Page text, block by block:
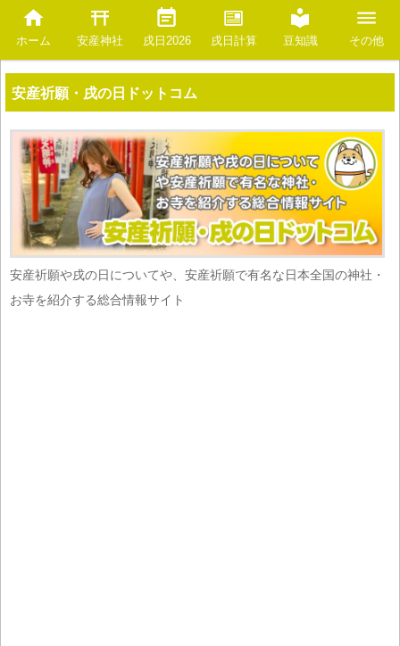
ホーム 安産神社 戌日2026 戌日計算 豆知識 その他
安産祈願・戌の日ドットコム
安産祈願や戌の日についてや、安産祈願で有名な日本全国の神社・
お寺を紹介する総合情報サイト